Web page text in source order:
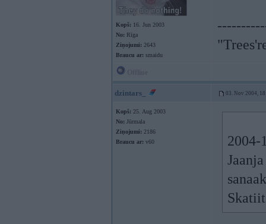
Kopš: 16. Jun 2003
No: Rīga
Ziņojumi: 2643
Braucu ar: smaidu
dzintars_ 03. Nov 2004,
Kopš: 25. Aug 2003
No: Jūrmala
Ziņojumi: 2186
Braucu ar: v60
2004-